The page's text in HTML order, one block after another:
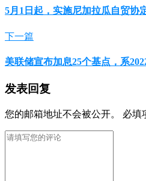
5月1日起，实施尼加拉瓜自贸协
下一篇
美联储宣布加息25个基点，系
发表回复
您的邮箱地址不会被公开。 必填